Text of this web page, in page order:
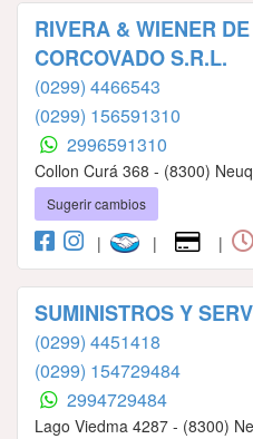
RIVERA & WIENER
CORCOVADO S.R.L.
(0299) 4466543
(0299) 156591310
2996591310
Collon Curá 368 - (8300)
Sugerir cambios
| | |
SUMINISTROS Y
(0299) 4451418
(0299) 154729484
2994729484
Lago Viedma 4287 - (8300)